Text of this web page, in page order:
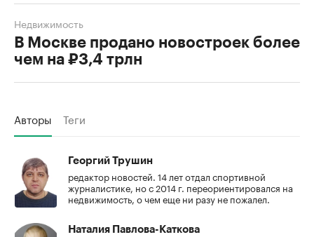
В Москве продано новостроек более
чем на ₽3,4 трлн
Недвижимость
Авторы Теги
Георгий Трушин
редактор новостей. 14 лет отдал спортивной
журналистике, но с 2014 г. переориентировался на
недвижимость, о чем еще ни разу не пожалел.
Наталия Павлова-Каткова